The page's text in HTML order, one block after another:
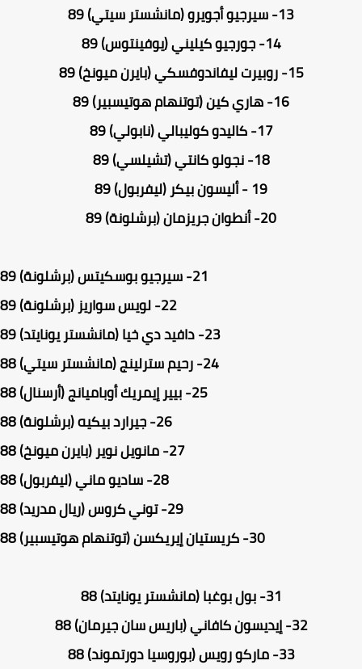
13- سيرجيو أجويرو (مانشستر سيتي) 89
14- جورجيو كيليني (يوفينتوس) 89
15- روبيرت ليفاندوفسكي (بايرن ميونخ) 89
16- هاري كين (توتنهام هوتيسبير) 89
17- كاليدو كوليبالي (نابولي) 89
18- نجولو كانتي (تشيلسي) 89
19 -
أليسون بيكر (ليفربول) 89
20- أنطوان جريزمان (برشلونة) 89
سيرجيو بوسكيتس (برشلونة) 89
22- لويس سواريز (برشلونة) 89
23- دافيد دي خيا (مانشستر يونايتد) 89
24- رحيم سترلينج (مانشستر سيتي) 88
25- بيير إيمريك أوباميانج (أرسنال) 88
26- جيرارد بيكيه (برشلونة) 88
27- مانويل نوير (بايرن ميونخ) 88
28- ساديو ماني (ليفربول) 88
29- توني كروس (ريال مدريد) 88
30- كريستيان إيريكسن (توتنهام هوتيسبير) 88
31- بول بوغبا (مانشستر يونايتد) 88
32- إيديسون كافاني (باريس سان جيرمان) 88
33- ماركو رويس (بوروسيا دورتموند) 88